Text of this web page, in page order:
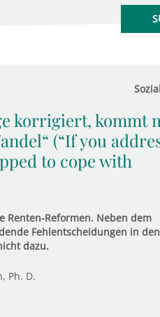
korrigiert, kommt
(“If you
to cope with
Renten-Reformen. Neben dem
Fehlentscheidungen in den
dazu.
Ph. D.